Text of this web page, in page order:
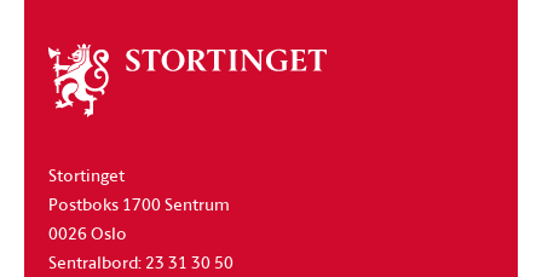
Om
stortinget
Stortinget
Postboks 1700 Sentrum
0026 Oslo
Sentralbord: 23 31 30 50